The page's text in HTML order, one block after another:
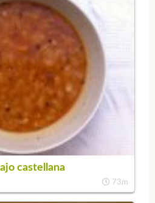
castellana
73m